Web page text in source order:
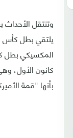
وتنتقل الأحداث
كانون الأول،
بأنها "قمة